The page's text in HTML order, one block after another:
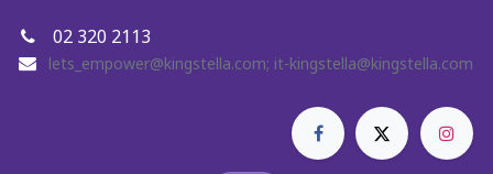
02 320 2113
lets_empower@kingstella.com; it-kingstella@kingstella.com